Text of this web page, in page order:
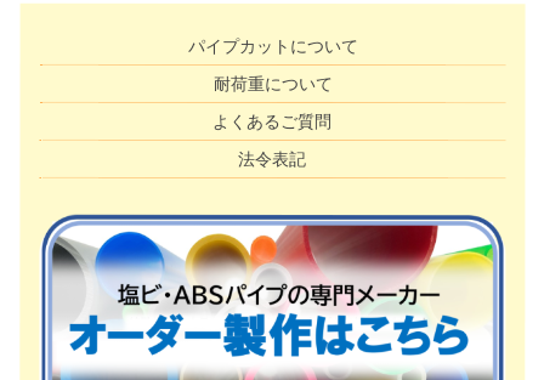
パイプカットについて
耐荷重について
よくあるご質問
法令表記